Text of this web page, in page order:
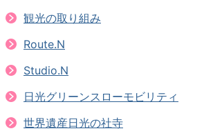
観光の取り組み
Route.N
Studio.N
日光グリーンスローモビリティ
世界遺産日光の社寺